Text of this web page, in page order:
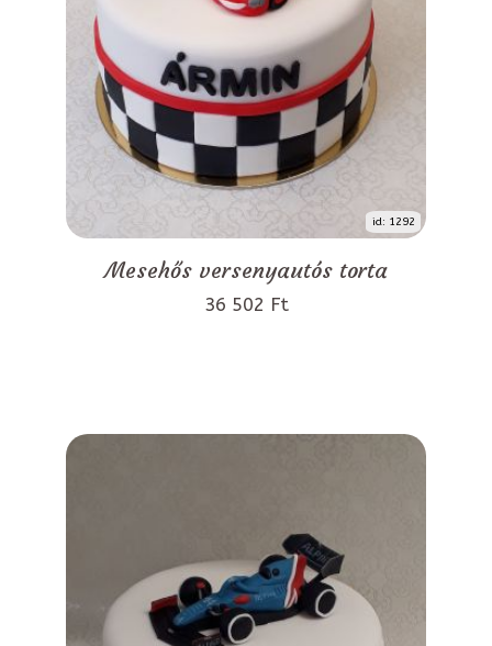
id: 1292
Mesehős versenyautós torta
36 502 Ft